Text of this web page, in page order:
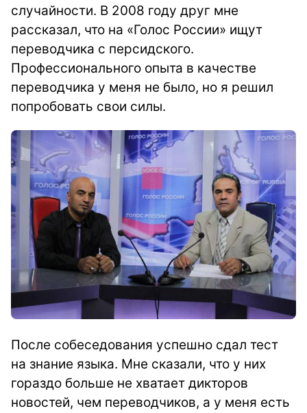
случайности. В 2008 году друг мне
рассказал, что на «Голос России» ищут
переводчика с персидского.
Профессионального опыта в качестве
переводчика у меня не было, но я решил
попробовать свои силы.
После собеседования успешно сдал тест
на знание языка. Мне сказали, что у них
гораздо больше не хватает дикторов
новостей, чем переводчиков, а у меня есть